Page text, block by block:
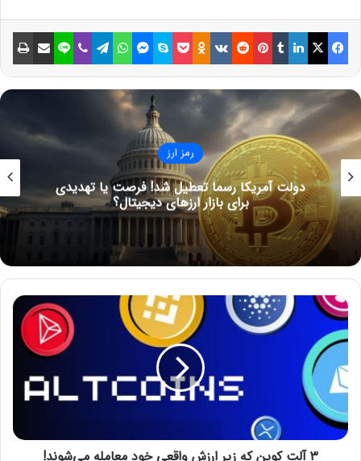
توکن‌ها و رمزارزها را به صورت لحظه‌ای مشاهده کنید.
حتما بخوانید :عبور از مقاومت‌های مهم؛ کاردانو آماده رسیدن
به ۱ دلار؟
اخبار میم کوین ها
فیسبوک ایکس لینکداین تامبلر پینتریست Reddit
VKontakte
Odnoklassniki پاکت اسکایپ مسنجر واتس آپ تلگرام وایبر لاین اشتراک گذاری با ایمیل
رمز ارز
دولت آمریکا رسما تعطیل شد! فرصت یا تهدیدی
برای بازار ارزهای دیجیتال؟
۳
آ
ل
ک
و
ن
ک
۳ آلت کوین که زیر ارزش واقعی خود معامله می‌شوند!